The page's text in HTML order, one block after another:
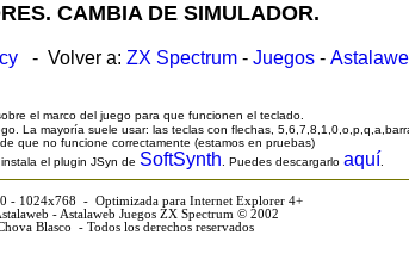
CAMBIA DE SIMULADOR.
- Volver a: ZX Spectrum - Juegos -
el marco del juego para que funcionen el teclado.
La mayoría suele usar: las teclas con flechas,
que no funcione correctamente (estamos en pruebas)
el plugin JSyn de SoftSynth . Puedes descargarlo aquí
- 1024x768 - Optimizada para Internet Explorer 4+
- Astalaweb Juegos ZX Spectrum © 2002
Blasco - Todos los derechos reservados